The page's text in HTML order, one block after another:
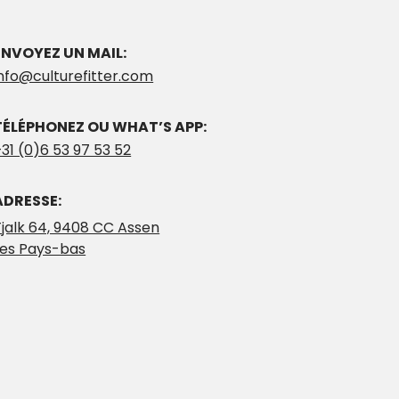
UN MAIL:
OU WHAT’S APP:
(0)6 53 97 53 52
64, 9408 CC Assen
Pays-bas